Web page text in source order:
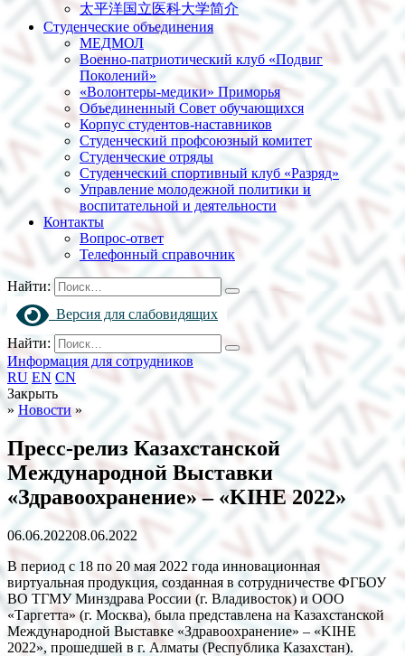
太平洋国立医科大学简介
Студенческие объединения
МЕДМОЛ
Военно-патриотический клуб «Подвиг
Поколений»
«Волонтеры-медики» Приморья
Объединенный Совет обучающихся
Корпус студентов-наставников
Студенческий профсоюзный комитет
Студенческие отряды
Студенческий спортивный клуб «Разряд»
Управление молодежной политики и
воспитательной и деятельности
Контакты
Вопрос-ответ
Телефонный справочник
Найти:
Версия для слабовидящих
Найти:
Информация для сотрудников
RU EN CN
Закрыть
» Новости »
Пресс-релиз Казахстанской
Международной Выставки
«Здравоохранение» – «KIHE 2022»
06.06.202208.06.2022
В период с 18 по 20 мая 2022 года инновационная
виртуальная продукция, созданная в сотрудничестве ФГБОУ
ВО ТГМУ Минздрава России (г. Владивосток) и ООО
«Таргетта» (г. Москва), была представлена на Казахстанской
Международной Выставке «Здравоохранение» – «KIHE
2022», прошедшей в г. Алматы (Республика Казахстан).